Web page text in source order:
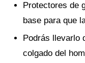
Protectores de
base para que
Podrás llevarlo
colgado del